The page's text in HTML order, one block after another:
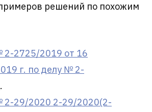
решений по похожим
2725/2019 от 16
г. по делу № 2-
.
2-29/2020 2-29/2020(2-